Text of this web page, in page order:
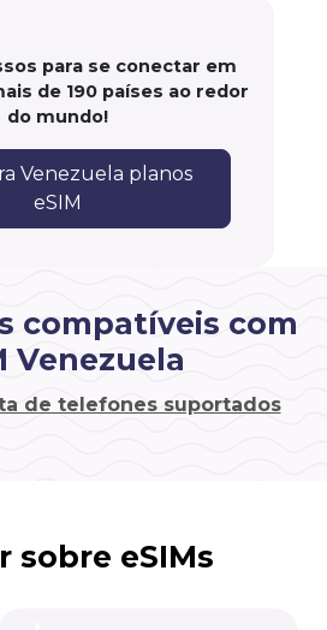
para se conectar em
de 190 países ao redor
do mundo!
Venezuela planos
eSIM
compatíveis com
Venezuela
de telefones suportados
sobre eSIMs